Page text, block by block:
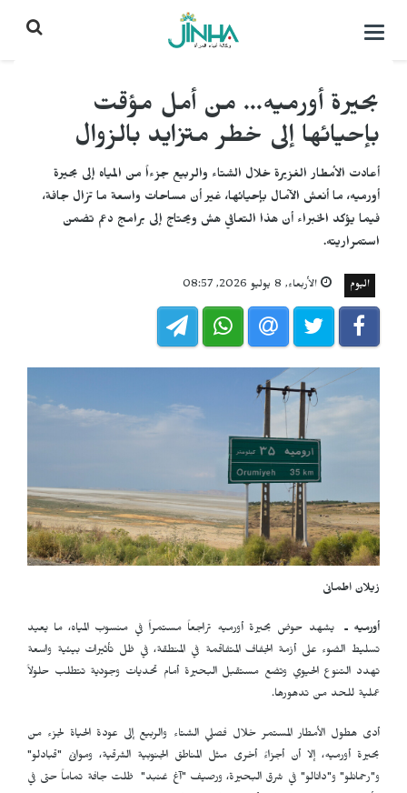
التحكم
بحيرة أورميه... من أمل مؤقت
بإحيائها إلى خطر متزايد بالزوال
أعادت الأمطار الغزيرة خلال الشتاء والربيع جزءاً من المياه إلى بحيرة
أورميه، ما أنعش الآمال بإحيائها، غير أن مساحات واسعة ما تزال جافة،
فيما يؤكد الخبراء أن هذا التعافي هش ويحتاج إلى برامج دعم تضمن
استمراريته.
اليوم الأربعاء, 8 يوليو 2026, 08:57
زيلان اطمانی
أورميه ـيشهد حوض بحيرة أورميه تراجعاً مستمراً في منسوب المياه، ما يعيد
تسليط الضوء على أزمة الجفاف المتفاقمة في المنطقة، في ظل تأثيرات بيئية واسعة
تهدد التنوع الحيوي وتضع مستقبل البحيرة أمام تحديات وجودية تتطلب حلولاً
عملية للحد من تدهورها.
أدى هطول الأمطار المستمر خلال فصلي الشتاء والربيع إلى عودة الحياة لجزء من
بحيرة أورميه، إلا أن أجزاءً أخرى مثل المناطق الجنوبية الشرقية، وموانئ "قبادلو"
و"رحمانلو" و"دانالو" في شرق البحيرة، ورصيف "آغ غنبد" ظلت جافة تماماً حتى في